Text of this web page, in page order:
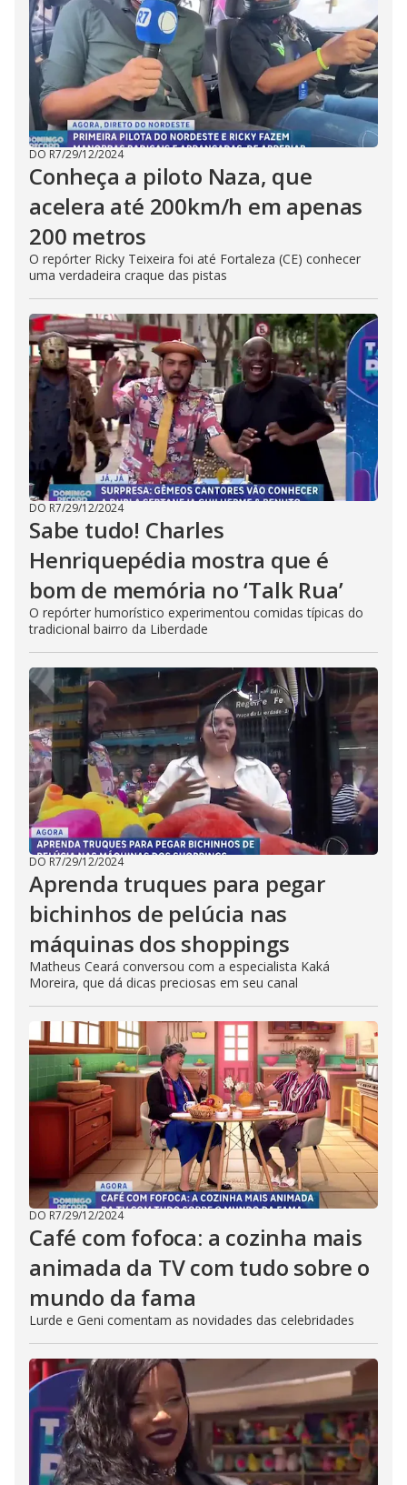
DO R7/29/12/2024
Conheça a piloto Naza, que
acelera até 200km/h em apenas
200 metros
O repórter Ricky Teixeira foi até Fortaleza (CE) conhecer
uma verdadeira craque das pistas
DO R7/29/12/2024
Sabe tudo! Charles
Henriquepédia mostra que é
bom de memória no ‘Talk Rua’
O repórter humorístico experimentou comidas típicas do
tradicional bairro da Liberdade
DO R7/29/12/2024
Aprenda truques para pegar
bichinhos de pelúcia nas
máquinas dos shoppings
Matheus Ceará conversou com a especialista Kaká
Moreira, que dá dicas preciosas em seu canal
DO R7/29/12/2024
Café com fofoca: a cozinha mais
animada da TV com tudo sobre o
mundo da fama
Lurde e Geni comentam as novidades das celebridades